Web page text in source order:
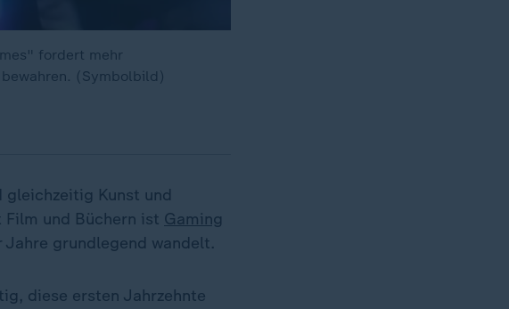
fordert mehr
(Symbolbild)
gleichzeitig Kunst und
und Büchern ist Gaming
grundlegend wandelt.
diese ersten Jahrzehnte